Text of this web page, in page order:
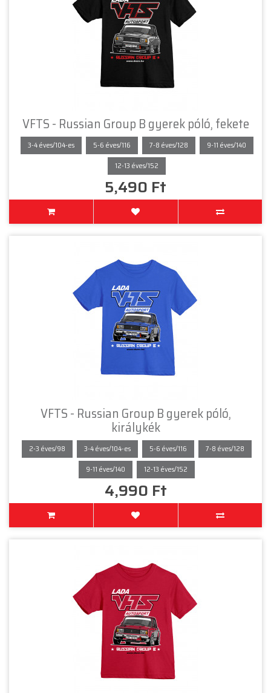
VFTS - Russian Group B gyerek póló, fekete
3-4 éves/104-es 5-6 éves/116 7-8 éves/128
9-11 éves/140
12-13 éves/152
5,490 Ft
VFTS - Russian Group B gyerek póló,
királykék
2-3 éves/98 3-4 éves/104-es 5-6 éves/116
7-8 éves/128
9-11 éves/140
12-13 éves/152
4,990 Ft